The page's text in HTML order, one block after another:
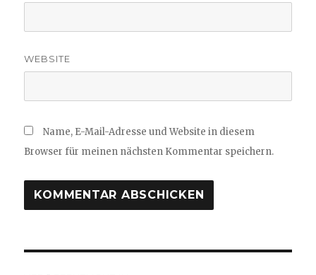
WEBSITE
Name, E-Mail-Adresse und Website in diesem
Browser für meinen nächsten Kommentar speichern.